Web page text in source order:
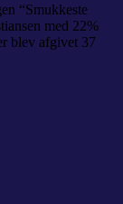
“Smukkeste
med 22%
blev afgivet 37